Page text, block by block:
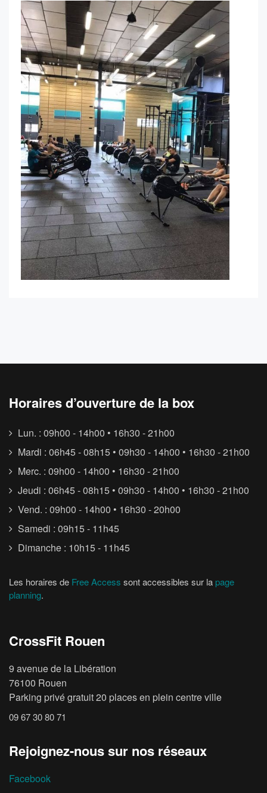
Horaires d’ouverture de la box
Lun. : 09h00 - 14h00 • 16h30 - 21h00
Mardi : 06h45 - 08h15 • 09h30 - 14h00 • 16h30 - 21h00
Merc. : 09h00 - 14h00 • 16h30 - 21h00
Jeudi : 06h45 - 08h15 • 09h30 - 14h00 • 16h30 - 21h00
Vend. : 09h00 - 14h00 • 16h30 - 20h00
Samedi : 09h15 - 11h45
Dimanche : 10h15 - 11h45
Les horaires de Free Access sont accessibles sur la page
planning.
CrossFit Rouen
9 avenue de la Libération
76100 Rouen
Parking privé gratuit 20 places en plein centre ville
09 67 30 80 71
Rejoignez-nous sur nos réseaux
Facebook